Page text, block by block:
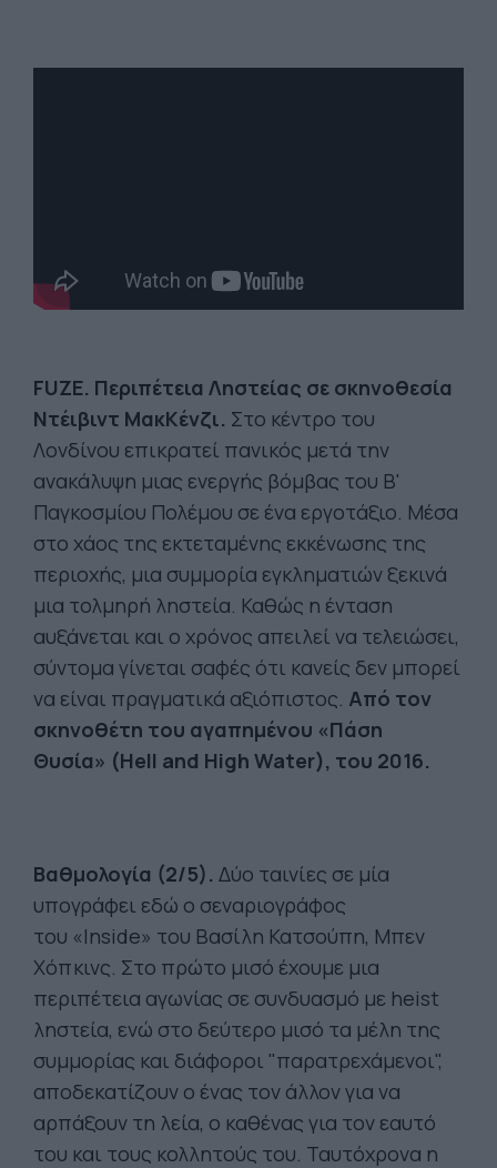
FUZE. Περιπέτεια Ληστείας σε σκηνοθεσία
Ντέιβιντ ΜακΚένζι. Στο κέντρο του
Λονδίνου επικρατεί πανικός μετά την
ανακάλυψη μιας ενεργής βόμβας του Β'
Παγκοσμίου Πολέμου σε ένα εργοτάξιο. Μέσα
στο χάος της εκτεταμένης εκκένωσης της
περιοχής, μια συμμορία εγκληματιών ξεκινά
μια τολμηρή ληστεία. Καθώς η ένταση
αυξάνεται και ο χρόνος απειλεί να τελειώσει,
σύντομα γίνεται σαφές ότι κανείς δεν μπορεί
να είναι πραγματικά αξιόπιστος. Από τον
σκηνοθέτη του αγαπημένου «Πάση
Θυσία» (Hell and High Water), του 2016.
Βαθμολογία (2/5). Δύο ταινίες σε μία
υπογράφει εδώ ο σεναριογράφος
του «Inside» του Βασίλη Κατσούπη, Μπεν
Χόπκινς. Στο πρώτο μισό έχουμε μια
περιπέτεια αγωνίας σε συνδυασμό με heist
ληστεία, ενώ στο δεύτερο μισό τα μέλη της
συμμορίας και διάφοροι "παρατρεχάμενοι",
αποδεκατίζουν ο ένας τον άλλον για να
αρπάξουν τη λεία, ο καθένας για τον εαυτό
του και τους κολλητούς του. Ταυτόχρονα η